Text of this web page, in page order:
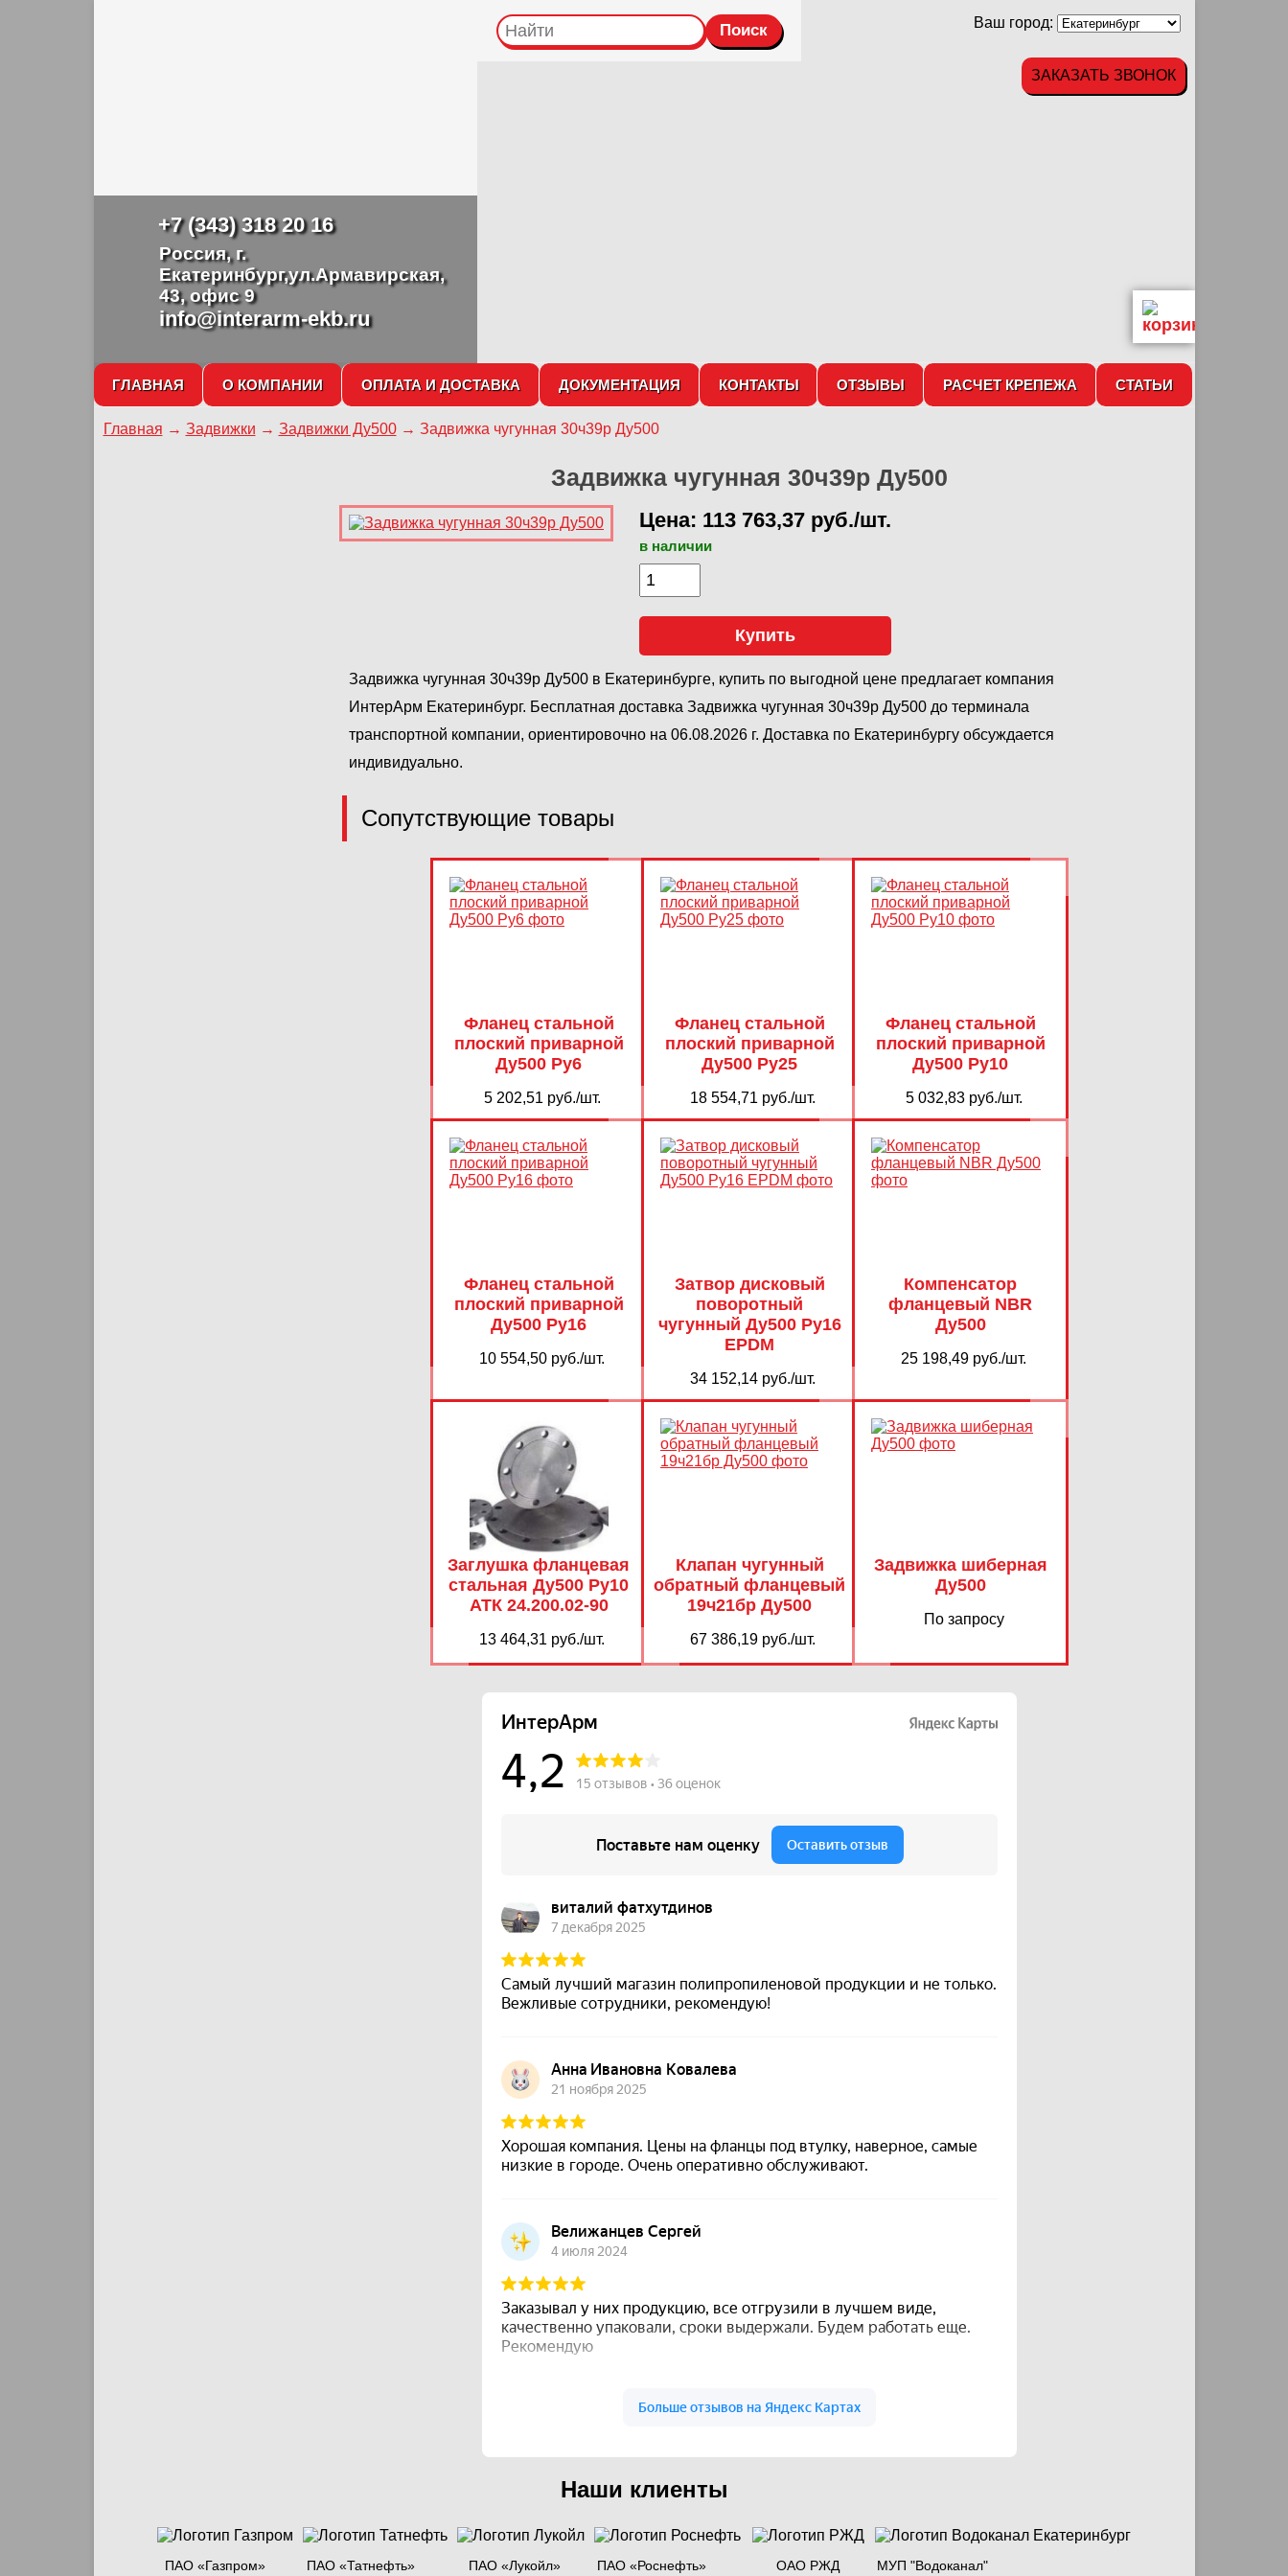
+7 (343) 318 20 16
Россия, г.
Екатеринбург,ул.Армавирская,
43, офис 9
info@interarm-ekb.ru
ЗАКАЗАТЬ ЗВОНОК
Ваш город:
ГЛАВНАЯ О КОМПАНИИ ОПЛАТА И ДОСТАВКА ДОКУМЕНТАЦИЯ КОНТАКТЫ ОТЗЫВЫ РАСЧЕТ КРЕПЕЖА СТАТЬИ
Главная → Задвижки → Задвижки Ду500→ Задвижка чугунная 30ч39р Ду500
Задвижка чугунная 30ч39р Ду500
Цена: 113 763,37 руб./шт.
в наличии
Купить
Задвижка чугунная 30ч39р Ду500 в Екатеринбурге, купить по выгодной цене предлагает компания
ИнтерАрм Екатеринбург. Бесплатная доставка Задвижка чугунная 30ч39р Ду500 до терминала
транспортной компании, ориентировочно на 06.08.2026 г. Доставка по Екатеринбургу обсуждается
индивидуально.
Сопутствующие товары
Фланец стальной
плоский приварной
Ду500 Ру6
5 202,51 руб./шт.
Фланец стальной
плоский приварной
Ду500 Ру25
18 554,71 руб./шт.
Фланец стальной
плоский приварной
Ду500 Ру10
5 032,83 руб./шт.
Фланец стальной
плоский приварной
Ду500 Ру16
10 554,50 руб./шт.
Затвор дисковый
поворотный
чугунный Ду500 Ру16
EPDM
34 152,14 руб./шт.
Компенсатор
фланцевый NBR
Ду500
25 198,49 руб./шт.
Заглушка фланцевая
стальная Ду500 Ру10
АТК 24.200.02-90
13 464,31 руб./шт.
Клапан чугунный
обратный фланцевый
19ч21бр Ду500
67 386,19 руб./шт.
Задвижка шиберная
Ду500
По запросу
Наши клиенты
ПАО «Газпром» ПАО «Татнефть» ПАО «Лукойл» ПАО «Роснефть» ОАО РЖД
МУП "Водоканал"